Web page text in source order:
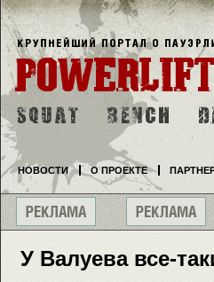
У Валуева все-
НОВОСТИ О ПРОЕКТЕ